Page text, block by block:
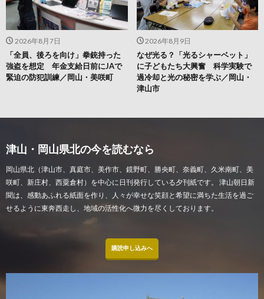
2026年8月9日
なぜ光る？「光るシャーベット」
に子どもたち大興奮 科学実験で
過冷却と光の秘密を学ぶ／岡山・
津山市
2026年8月7日
「全員、後ろを向け」拳銃持った
強盗を想定 年金支給日前にJAで
緊迫の防犯訓練／岡山・美咲町
津山・岡山県北の今を読むなら
岡山県北（津山市、真庭市、美作市、鏡野町、勝央町、奈義町、久米南町、美
咲町、新庄村、西粟倉村）を中心に日刊発行している夕刊紙です。 津山朝日新
聞は、感動あふれる紙面を作り、人々が幸せな笑顔と希望に満ちた生活を過ご
せるように東奔西走し、地域の活性化へ微力を尽くしております。
購読申し込みへ